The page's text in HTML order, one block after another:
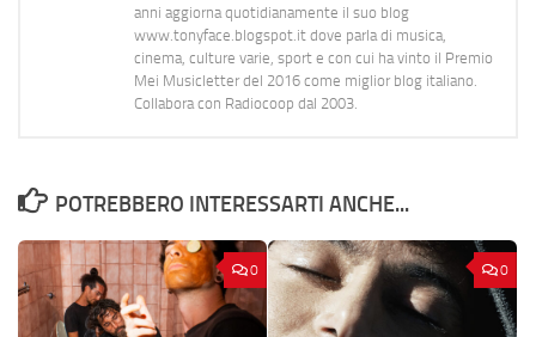
anni aggiorna quotidianamente il suo blog
www.tonyface.blogspot.it dove parla di musica,
cinema, culture varie, sport e con cui ha vinto il Premio
Mei Musicletter del 2016 come miglior blog italiano.
Collabora con Radiocoop dal 2003.
POTREBBERO INTERESSARTI ANCHE...
0 0